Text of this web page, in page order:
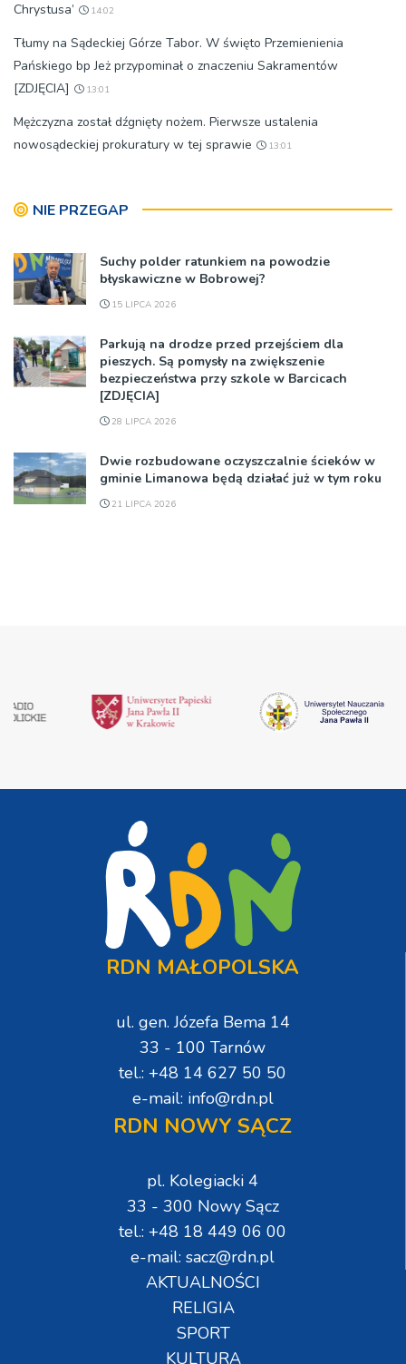
Chrystusa’
14:02
Tłumy na Sądeckiej Górze Tabor. W święto Przemienienia
Pańskiego bp Jeż przypominał o znaczeniu Sakramentów
[ZDJĘCIA]
13:01
Mężczyzna został dźgnięty nożem. Pierwsze ustalenia
nowosądeckiej prokuratury w tej sprawie
13:01
NIE PRZEGAP
Suchy polder ratunkiem na powodzie
błyskawiczne w Bobrowej?
15 LIPCA 2026
Parkują na drodze przed przejściem dla
pieszych. Są pomysły na zwiększenie
bezpieczeństwa przy szkole w Barcicach
[ZDJĘCIA]
28 LIPCA 2026
Dwie rozbudowane oczyszczalnie ścieków w
gminie Limanowa będą działać już w tym roku
21 LIPCA 2026
RDN MAŁOPOLSKA
ul. gen. Józefa Bema 14
33 - 100 Tarnów
tel.: +48 14 627 50 50
e-mail: info@rdn.pl
RDN NOWY SĄCZ
pl. Kolegiacki 4
33 - 300 Nowy Sącz
tel.: +48 18 449 06 00
e-mail: sacz@rdn.pl
AKTUALNOŚCI
RELIGIA
SPORT
KULTURA